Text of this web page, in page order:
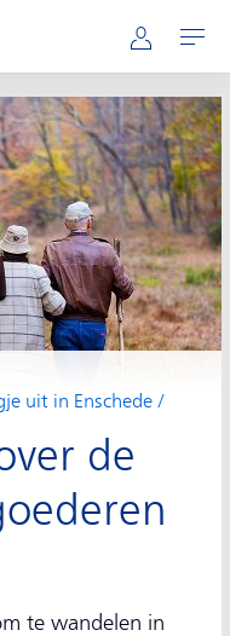
Mijn NS
Openen
uit in Enschede
de
te wandelen in